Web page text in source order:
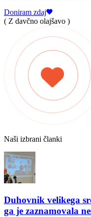
Doniram zdaj
( Z davčno olajšavo )
Naši izbrani članki
Duhovnik velikega
ga je zaznamovala